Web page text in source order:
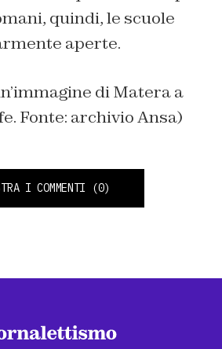
quindi, le scuole
aperte.
di Matera a
Fonte: archivio Ansa)
I COMMENTI (0)